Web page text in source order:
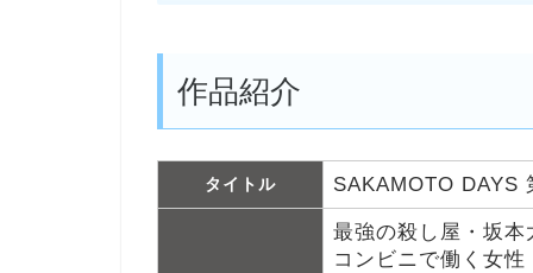
作品紹介
タイトル SAKAMOTO
最強の殺し屋・坂
コンビニで働く女